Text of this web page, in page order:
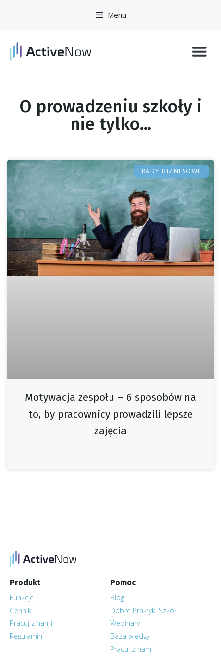
Menu
O prowadzeniu szkoły i
nie tylko...
RADY BIZNESOWE
Motywacja zespołu – 6 sposobów na
to, by pracownicy prowadzili lepsze
zajęcia
Produkt
Funkcje
Cennik
Pracuj z nami
Regulamin
Pomoc
Blog
Dobre Praktyki Szkół
Webinary
Baza wiedzy
Pracuj z nami